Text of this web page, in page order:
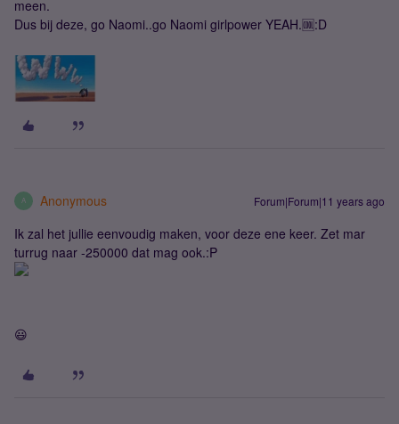
meen.
Dus bij deze, go Naomi..go Naomi girlpower YEAH.🆒:D
A Anonymous Forum|Forum|11 years ago
Ik zal het jullie eenvoudig maken, voor deze ene keer. Zet mar
turrug naar -250000 dat mag ook.:P
😃